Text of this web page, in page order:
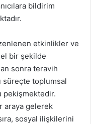
bildirim
etkinlikler ve
bir şekilde
sonra teravih
süreçte toplumsal
pekişmektedir.
araya gelerek
sosyal ilişkilerini